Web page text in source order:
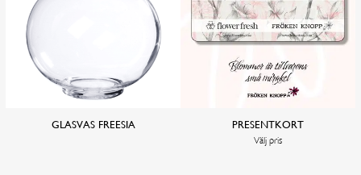
GLASVAS FREESIA PRESENTKORT
Välj pris